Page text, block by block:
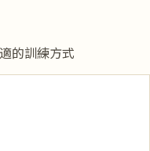
的訓練方式